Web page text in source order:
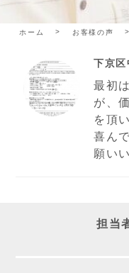
ホーム お客様の声
下京
最初
が、
を頂
喜ん
願い
担当